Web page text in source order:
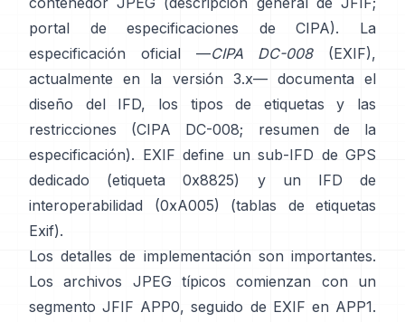
portal de especificaciones de CIPA). La
especificación oficial —CIPA DC-008(EXIF),
actualmente en la versión 3.x— documenta el
diseño del IFD, los tipos de etiquetas y las
restricciones (CIPA DC-008; resumen de la
especificación). EXIF define un sub-IFD de GPS
dedicado (etiqueta 0x8825) y un IFD de
interoperabilidad (0xA005) (tablas de etiquetas
Exif).
Los detalles de implementación son importantes.
Los archivos JPEG típicos comienzan con un
segmento JFIF APP0, seguido de EXIF en APP1.